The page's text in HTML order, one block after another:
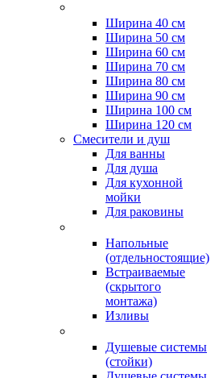
Ширина 40 см
Ширина 50 см
Ширина 60 см
Ширина 70 см
Ширина 80 см
Ширина 90 см
Ширина 100 см
Ширина 120 см
Смесители и душ
Для ванны
Для душа
Для кухонной
мойки
Для раковины
Напольные
(отдельностоящие)
Встраиваемые
(скрытого
монтажа)
Изливы
Душевые системы
(стойки)